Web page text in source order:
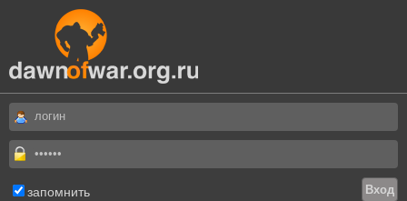
запомнить